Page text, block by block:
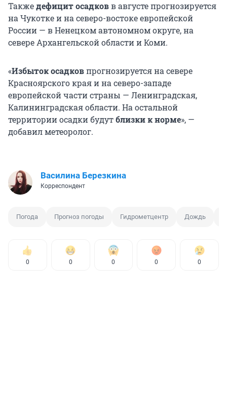
Такжедефицит осадковв августе прогнозируется
на Чукотке и на северо-востоке европейской
России — в Ненецком автономном округе, на
севере Архангельской области и Коми.
«Избыток осадковпрогнозируется на севере
Красноярского края и на северо-западе
европейской части страны — Ленинградская,
Калининградская области. На остальной
территории осадки будутблизки к норме», —
добавил метеоролог.
Василина Березкина
Корреспондент
Погода Прогноз погоды Гидрометцентр Дождь
0 0 0 0 0